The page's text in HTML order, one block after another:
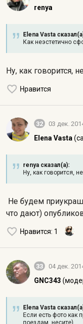
renya
Elena Vasta
Как неэстетично
Ну, как говорится,
Нравится
32 03 дек.
Elena Vasta
renya сказал(а):
Ну, как говорится,
Не будем
что дают)
Нравится: 1
33 04 дек.
GNC343
Elena Vasta
Если есть фото как
поездам, несите)